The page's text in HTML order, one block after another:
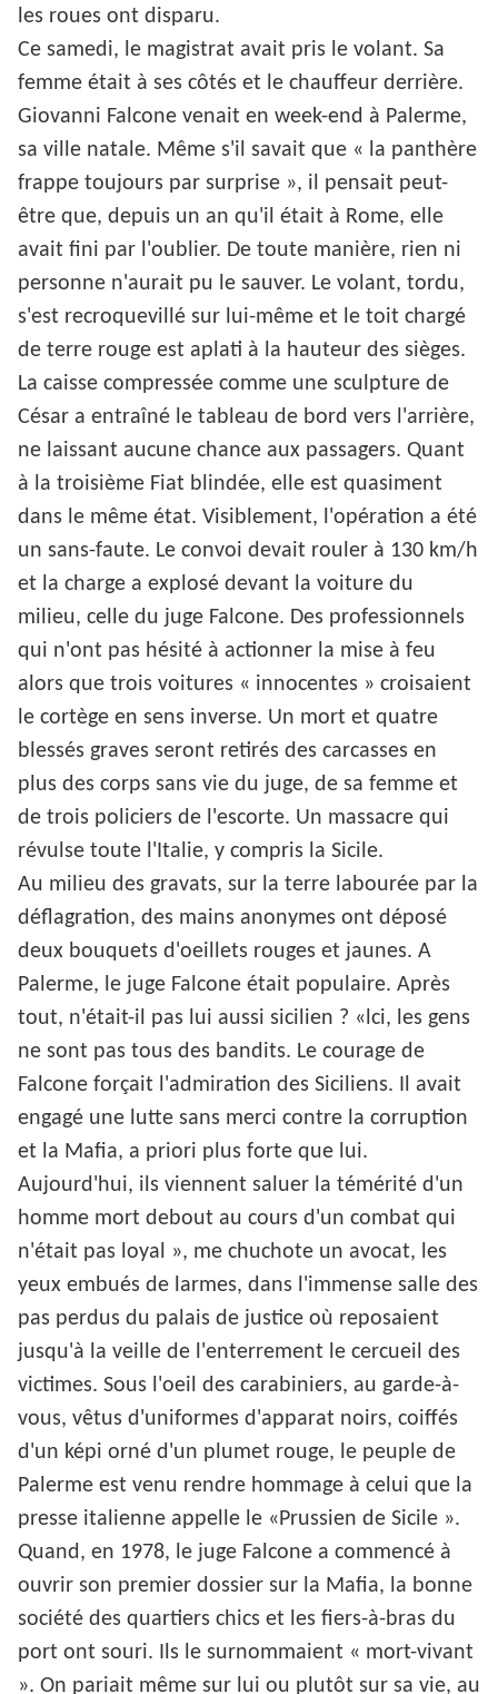
les roues ont disparu.
Ce samedi, le magistrat avait pris le volant. Sa
femme était à ses côtés et le chauffeur derrière.
Giovanni Falcone venait en week-end à Palerme,
sa ville natale. Même s'il savait que « la panthère
frappe toujours par surprise », il pensait peut-
être que, depuis un an qu'il était à Rome, elle
avait fini par l'oublier. De toute manière, rien ni
personne n'aurait pu le sauver. Le volant, tordu,
s'est recroquevillé sur lui-même et le toit chargé
de terre rouge est aplati à la hauteur des sièges.
La caisse compressée comme une sculpture de
César a entraîné le tableau de bord vers l'arrière,
ne laissant aucune chance aux passagers. Quant
à la troisième Fiat blindée, elle est quasiment
dans le même état. Visiblement, l'opération a été
un sans-faute. Le convoi devait rouler à 130 km/h
et la charge a explosé devant la voiture du
milieu, celle du juge Falcone. Des professionnels
qui n'ont pas hésité à actionner la mise à feu
alors que trois voitures « innocentes » croisaient
le cortège en sens inverse. Un mort et quatre
blessés graves seront retirés des carcasses en
plus des corps sans vie du juge, de sa femme et
de trois policiers de l'escorte. Un massacre qui
révulse toute l'Italie, y compris la Sicile.
Au milieu des gravats, sur la terre labourée par la
déflagration, des mains anonymes ont déposé
deux bouquets d'oeillets rouges et jaunes. A
Palerme, le juge Falcone était populaire. Après
tout, n'était-il pas lui aussi sicilien ? «lci, les gens
ne sont pas tous des bandits. Le courage de
Falcone forçait l'admiration des Siciliens. Il avait
engagé une lutte sans merci contre la corruption
et la Mafia, a priori plus forte que lui.
Aujourd'hui, ils viennent saluer la témérité d'un
homme mort debout au cours d'un combat qui
n'était pas loyal », me chuchote un avocat, les
yeux embués de larmes, dans l'immense salle des
pas perdus du palais de justice où reposaient
jusqu'à la veille de l'enterrement le cercueil des
victimes. Sous l'oeil des carabiniers, au garde-à-
vous, vêtus d'uniformes d'apparat noirs, coiffés
d'un képi orné d'un plumet rouge, le peuple de
Palerme est venu rendre hommage à celui que la
presse italienne appelle le «Prussien de Sicile ».
Quand, en 1978, le juge Falcone a commencé à
ouvrir son premier dossier sur la Mafia, la bonne
société des quartiers chics et les fiers-à-bras du
port ont souri. Ils le surnommaient « mort-vivant
». On pariait même sur lui ou plutôt sur sa vie, au